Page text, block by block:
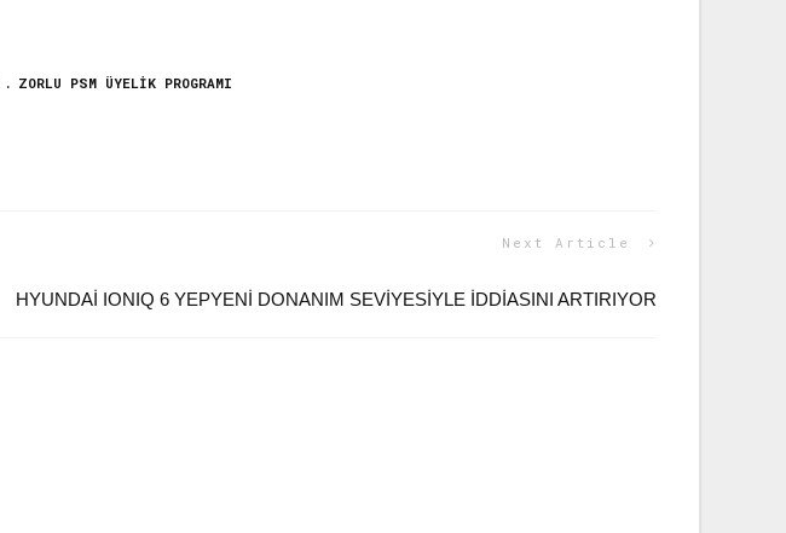
ZORLU PSM ÜYELIK PROGRAMI
Next Article
HYUNDAI IONIQ 6 YEPYENI DONANIM SEVIYESIYLE İDDIASINI ARTIRIYOR